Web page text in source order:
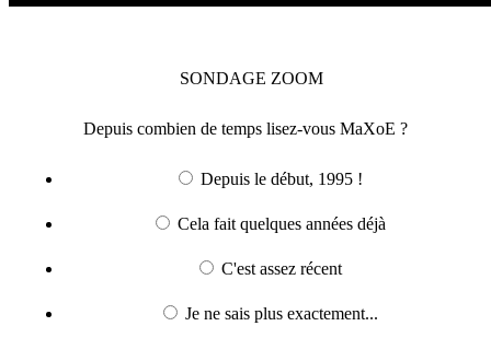
SONDAGE ZOOM
Depuis combien de temps lisez-vous MaXoE ?
Depuis le début, 1995 !
Cela fait quelques années déjà
C'est assez récent
Je ne sais plus exactement...